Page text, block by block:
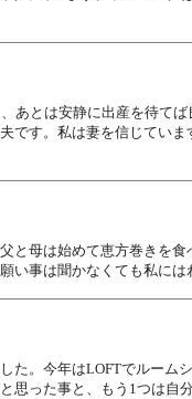
とは安静に出産を待
す。私は妻を信じて
母は始めて恵方巻きを
事は聞かなくても私に
。今年はLOFTでルー
った事と、もう1つは